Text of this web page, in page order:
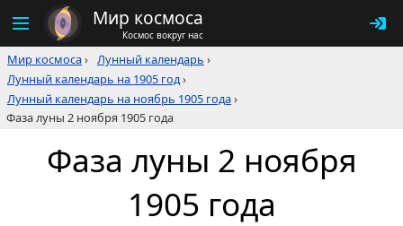
Мир космоса
Космос вокруг нас
Мир космоса› Лунный календарь ›
Лунный календарь на 1905 год›
Лунный календарь на ноябрь 1905 года›
Фаза луны 2 ноября 1905 года
Фаза луны 2 ноября
1905 года